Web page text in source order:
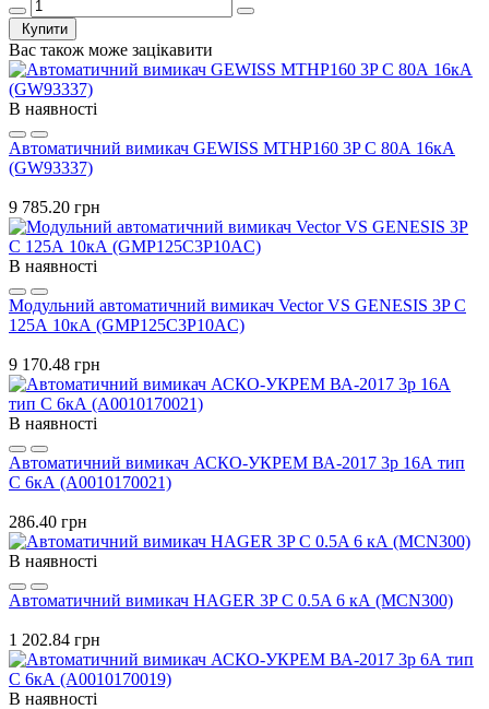
Купити
Вас також може зацікавити
В наявності
Автоматичний вимикач GEWISS MTHP160 3P C 80А 16кА
(GW93337)
9 785.20 грн
В наявності
Модульний автоматичний вимикач Vector VS GENESIS 3P C
125А 10кА (GMP125C3P10AC)
9 170.48 грн
В наявності
Автоматичний вимикач АСКО-УКРЕМ ВА-2017 3p 16А тип
C 6кА (A0010170021)
286.40 грн
В наявності
Автоматичний вимикач HAGER 3P C 0.5A 6 кА (MCN300)
1 202.84 грн
В наявності